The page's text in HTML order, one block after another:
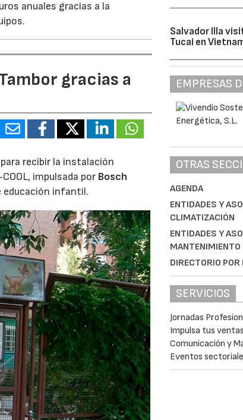
anuales gracias a la
gracias a
recibir la instalación
impulsada por Bosch
educación infantil.
Salvador Illa
Tucai en
EMPRESAS
OTRAS
AGENDA
ENTIDADES Y
CLIMATIZACIÓN
ENTIDADES Y
DIRECTORIO
SERVICIOS
Jornadas
Impulsa tus ventas
Comunicación y
Eventos